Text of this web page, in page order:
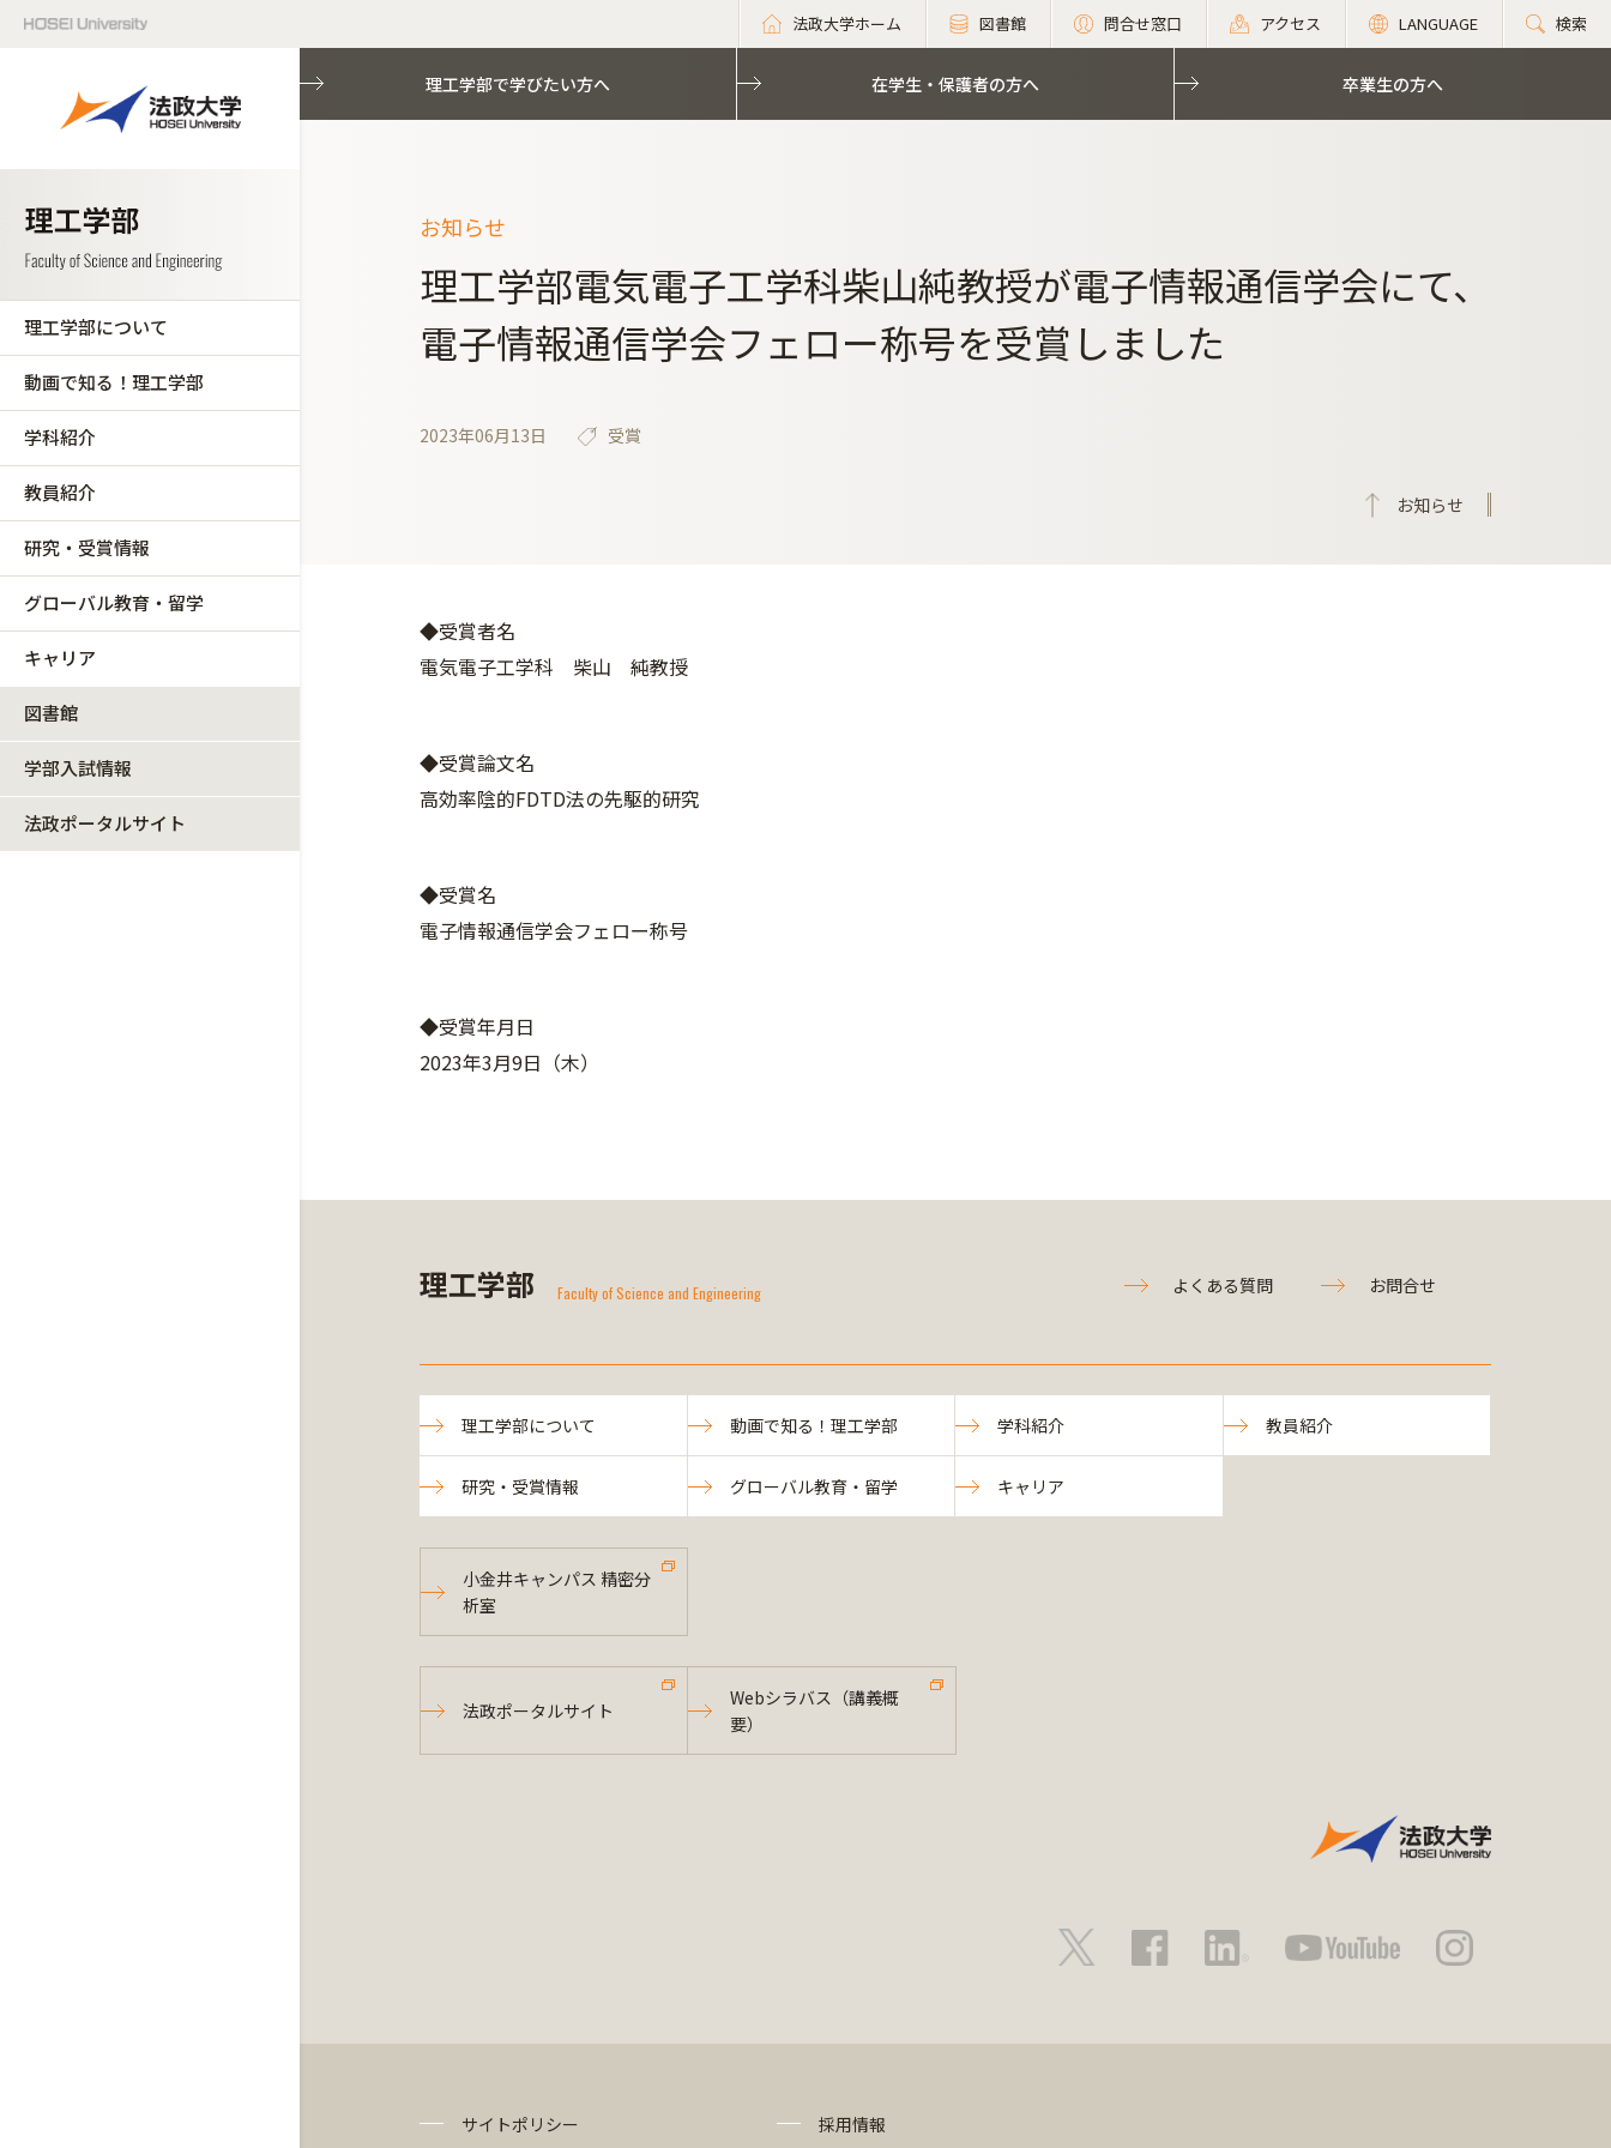
法政大学ホーム 図書館 問合せ窓口 アクセス LANGUAGE 検索
理工学部について
動画で知る！理工学部
学科紹介
教員紹介
研究・受賞情報
グローバル教育・留学
キャリア
図書館
学部入試情報
法政ポータルサイト
理工学部で学びたい方へ 在学生・保護者の方へ 卒業生の方へ
お知らせ
理工学部電気電子工学科柴山純教授が電子情報通信学会にて、
電子情報通信学会フェロー称号を受賞しました
2023年06月13日 受賞
お知らせ
◆受賞者名
電気電子工学科 柴山 純教授
◆受賞論文名
高効率陰的FDTD法の先駆的研究
◆受賞名
電子情報通信学会フェロー称号
◆受賞年月日
2023年3月9日（木）
理工学部 Faculty of Science and Engineering よくある質問 お問合せ
理工学部について 動画で知る！理工学部 学科紹介 教員紹介
研究・受賞情報 グローバル教育・留学 キャリア
小金井キャンパス 精密分
析室
法政ポータルサイト
Webシラバス（講義概
要）
サイトポリシー 採用情報